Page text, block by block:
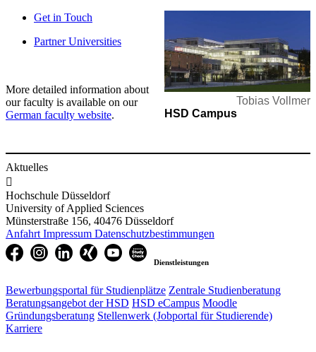
Get in Touch
Partner Universities
More detailed information about
our faculty is available on our
German faculty website.
Tobias Vollmer
HSD Campus
Aktuelles

Hochschule Düsseldorf
University of Applied Sciences
Münsterstraße 156, 40476 Düsseldorf
Anfahrt Impressum Datenschutzbestimmungen
Dienstleistungen
Bewerbungsportal für Studienplätze Zentrale Studienberatung
Beratungsangebot der HSD HSD eCampus Moodle
Gründungsberatung Stellenwerk (Jobportal für Studierende)
Karriere